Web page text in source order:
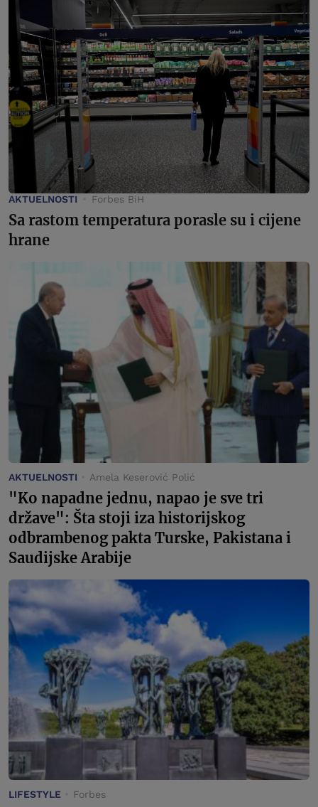
AKTUELNOSTI Forbes BiH
Sa rastom temperatura porasle su i cijene
hrane
AKTUELNOSTI Amela Keserović Polić
"Ko napadne jednu, napao je sve tri
države": Šta stoji iza historijskog
odbrambenog pakta Turske, Pakistana i
Saudijske Arabije
LIFESTYLE Forbes